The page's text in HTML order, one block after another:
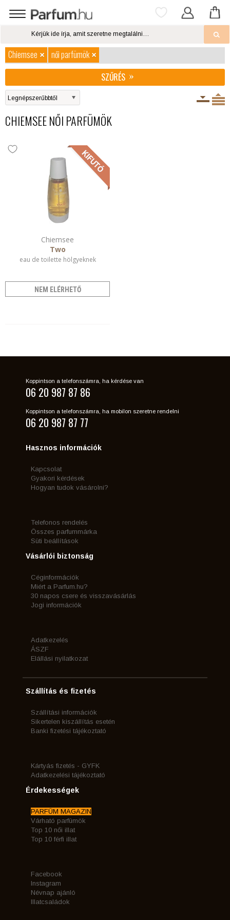
Chiemsee
női parfümök
SZŰRÉS
CHIEMSEE NŐI PARFÜMÖK
Chiemsee
Two
eau de toilette hölgyeknek
NEM ELÉRHETŐ
Koppintson a telefonszámra, ha kérdése van
06 20 987 87 86
Koppintson a telefonszámra, ha mobilon szeretne rendelni
06 20 987 87 77
Hasznos információk
Kapcsolat
Gyakori kérdések
Hogyan tudok vásárolni?
Telefonos rendelés
Összes parfummárka
Süti beállítások
Vásárlói biztonság
Céginformációk
Miért a Parfum.hu?
30 napos csere és visszavásárlás
Jogi információk
Adatkezelés
ÁSZF
Elállási nyilatkozat
Szállítás és fizetés
Szállítási információk
Sikertelen kiszállítás esetén
Banki fizetési tájékoztató
Kártyás fizetés - GYFK
Adatkezelési tájékoztató
Érdekességek
PARFÜM MAGAZIN
Várható parfümök
Top 10 női illat
Top 10 férfi illat
Facebook
Instagram
Névnap ajánló
Illatcsaládok